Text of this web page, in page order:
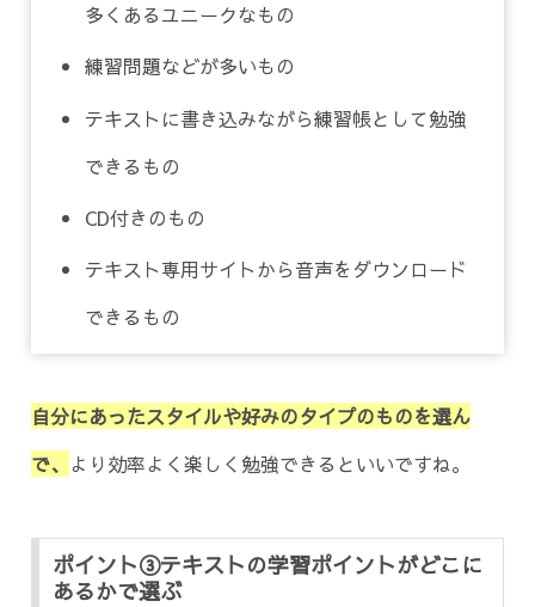
多くあるユニークなもの
練習問題などが多いもの
テキストに書き込みながら練習帳として勉強
できるもの
CD付きのもの
テキスト専用サイトから音声をダウンロード
できるもの
自分にあったスタイルや好みのタイプのものを選ん
で、 より効率よく楽しく勉強できるといいですね。
ポイント③テキストの学習ポイントがどこに
あるかで選ぶ